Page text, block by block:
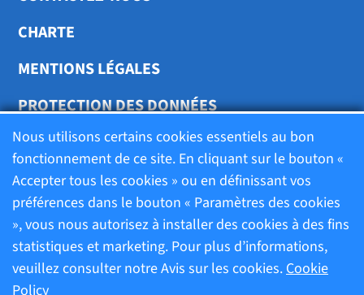
CHARTE
MENTIONS LÉGALES
PROTECTION DES DONNÉES
TRANSPARENCE
Charte
Mentions légales
Nous utilisons certains cookies essentiels au bon
fonctionnement de ce site. En cliquant sur le bouton «
Accepter tous les cookies » ou en définissant vos
préférences dans le bouton « Paramètres des cookies
», vous nous autorisez à installer des cookies à des fins
statistiques et marketing. Pour plus d’informations,
veuillez consulter notre Avis sur les cookies.Cookie
Policy